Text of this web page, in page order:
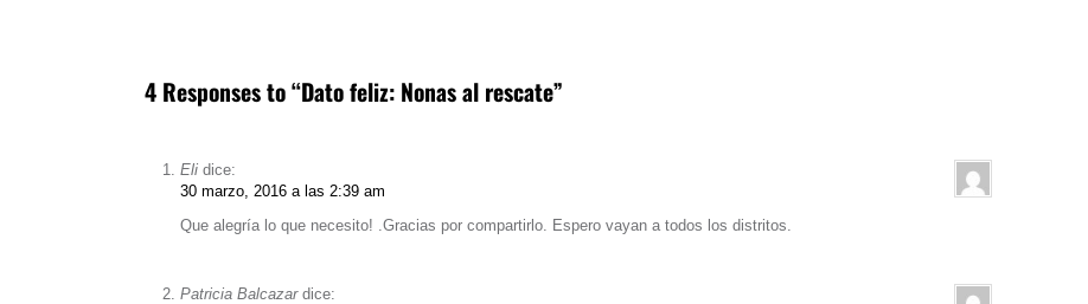
4 Responses to “Dato feliz: Nonas al rescate”
Eli dice:
30 marzo, 2016 a las 2:39 am
Que alegría lo que necesito! .Gracias por compartirlo. Espero vayan a todos los distritos.
Patricia Balcazar dice: